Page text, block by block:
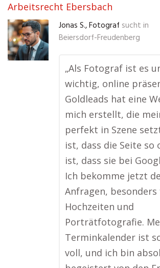
Arbeitsrecht Ebersbach
Jonas S., Fotograf sucht in
Beiersdorf-Freudenberg
„Als Fotograf ist es
wichtig, online
Goldleads hat eine
mich erstellt, die
perfekt in Szene
ist, dass die Seite
ist, dass sie bei
Ich bekomme jetzt
Anfragen,
Hochzeiten und
Porträtfotografie.
Terminkalender ist
voll, und ich bin